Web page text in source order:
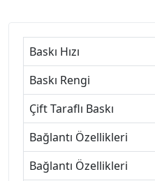
Baskı Hızı
Baskı Rengi
Çift Taraflı Baskı
Bağlantı Özellikleri
Bağlantı Özellikleri